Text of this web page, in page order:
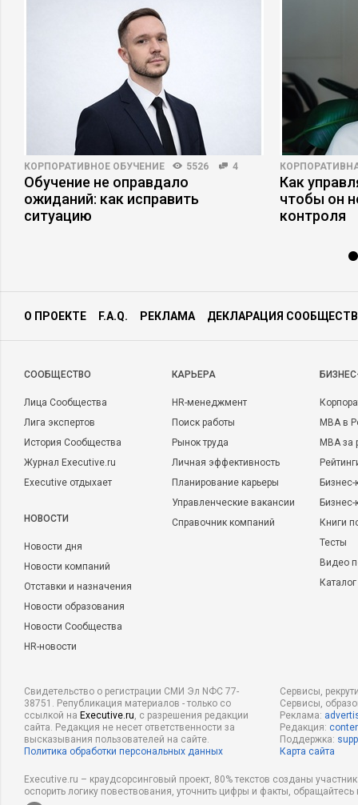
КОРПОРАТИВНОЕ ОБУЧЕНИЕ 5526 4
Обучение не оправдало
ожиданий: как исправить
ситуацию
Как
чтобы он
контроля
О ПРОЕКТЕ F.A.Q. РЕКЛАМА ДЕКЛАРАЦИЯ
CООБЩЕСТВО
Лица Сообщества
Лига экспертов
История Сообщества
Журнал Executive.ru
Executive отдыхает
НОВОСТИ
Новости дня
Новости компаний
Отставки и назначения
Новости образования
Новости Сообщества
HR-новости
КАРЬЕРА
HR-менеджмент
Поиск работы
Рынок труда
Личная эффективность
Планирование карьеры
Управленческие вакансии
Справочник компаний
MBA в
MBA
Бизнес-
Книги
Тесты
Видео
Свидетельство о регистрации СМИ Эл NФС 77-
38751. Републикация материалов - только со
ссылкой на Executive.ru, с разрешения редакции
сайта. Редакция не несет ответственности за
высказывания пользователей на сайте.
Политика обработки персональных данных
Сервисы,
Сервисы,
Реклама:
Редакция:
Поддержка:
Карта сайта
Executive.ru – краудсорсинговый проект, 80% текстов созданы
оспорить логику повествования, уточнить цифры и факты,